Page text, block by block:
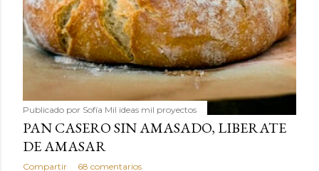
Publicado por Sofía Mil ideas mil proyectos
PAN CASERO SIN AMASADO, LIBERATE
DE AMASAR
Compartir 68 comentarios